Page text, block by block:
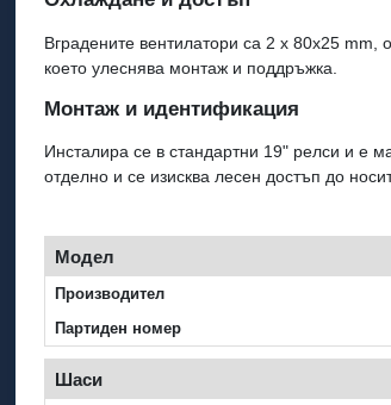
Вградените вентилатори са 2 x 80x25 mm,
което улеснява монтаж и поддръжка.
Монтаж и идентификация
Инсталира се в стандартни 19" релси и е
отделно и се изисква лесен достъп до
Модел
Производител
Партиден номер
Шаси